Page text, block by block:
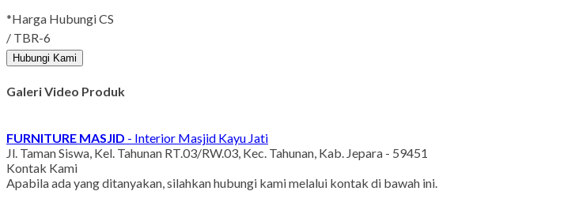
*Harga Hubungi CS
/ TBR-6
Hubungi Kami
Galeri Video Produk
FURNITURE MASJID - Interior Masjid Kayu Jati
Jl. Taman Siswa, Kel. Tahunan RT.03/RW.03, Kec. Tahunan, Kab. Jepara - 59451
Kontak Kami
Apabila ada yang ditanyakan, silahkan hubungi kami melalui kontak di bawah ini.